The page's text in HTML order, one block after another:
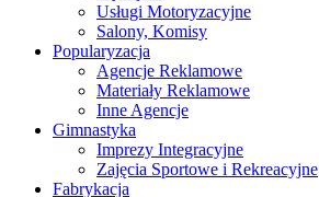
Usługi Motoryzacyjne
Salony, Komisy
Popularyzacja
Agencje Reklamowe
Materiały Reklamowe
Inne Agencje
Gimnastyka
Imprezy Integracyjne
Zajęcia Sportowe i Rekreacyjne
Fabrykacja